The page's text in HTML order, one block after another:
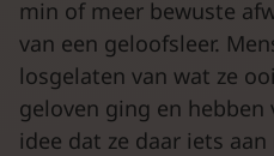
min of meer bewuste
van een geloofsleer.
losgelaten van wat ze
geloven ging en
idee dat ze daar iets